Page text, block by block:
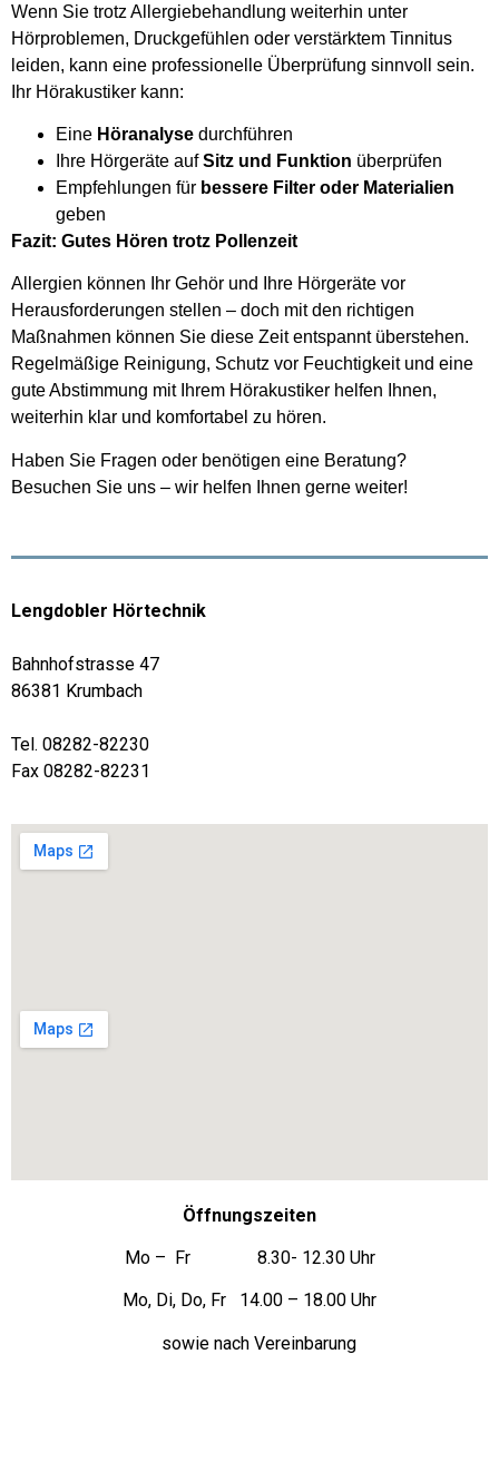
Wenn Sie trotz Allergiebehandlung weiterhin unter
Hörproblemen, Druckgefühlen oder verstärktem Tinnitus
leiden, kann eine professionelle Überprüfung sinnvoll sein.
Ihr Hörakustiker kann:
Eine Höranalyse durchführen
Ihre Hörgeräte aufSitz und Funktion überprüfen
Empfehlungen für bessere Filter oder Materialien
geben
Fazit: Gutes Hören trotz Pollenzeit
Allergien können Ihr Gehör und Ihre Hörgeräte vor
Herausforderungen stellen – doch mit den richtigen
Maßnahmen können Sie diese Zeit entspannt überstehen.
Regelmäßige Reinigung, Schutz vor Feuchtigkeit und eine
gute Abstimmung mit Ihrem Hörakustiker helfen Ihnen,
weiterhin klar und komfortabel zu hören.
Haben Sie Fragen oder benötigen eine Beratung?
Besuchen Sie uns – wir helfen Ihnen gerne weiter!
Lengdobler Hörtechnik
Bahnhofstrasse 47
86381 Krumbach
Tel. 08282-82230
Fax 08282-82231
Öffnungszeiten
Mo – Fr 8.30- 12.30 Uhr
Mo, Di, Do, Fr 14.00 – 18.00 Uhr
sowie nach Vereinbarung